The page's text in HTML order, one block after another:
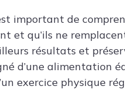
important de
et qu’ils ne
résultats et
d’une alimentation
exercice physique